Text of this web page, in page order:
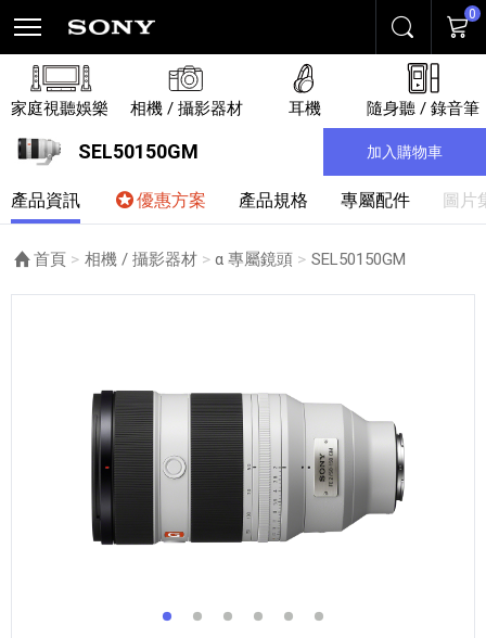
搜尋 購物
0
家庭視聽娛樂 相機 / 攝影器材 耳機 隨身聽 / 錄音筆
SEL50150GM 加入購物車
產品資訊 優惠方案 產品規格 專屬配件 圖片
首頁 相機 / 攝影器材 α 專屬鏡頭 目前頁面：
SEL50150GM